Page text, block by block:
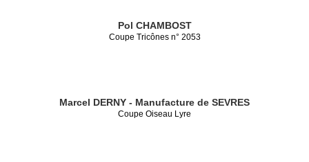
Pol CHAMBOST
Coupe Tricônes n° 2053
Marcel DERNY - Manufacture de SEVRES
Coupe Oiseau Lyre